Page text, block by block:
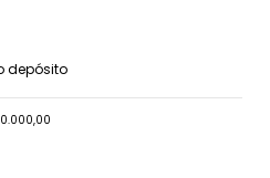
depósito